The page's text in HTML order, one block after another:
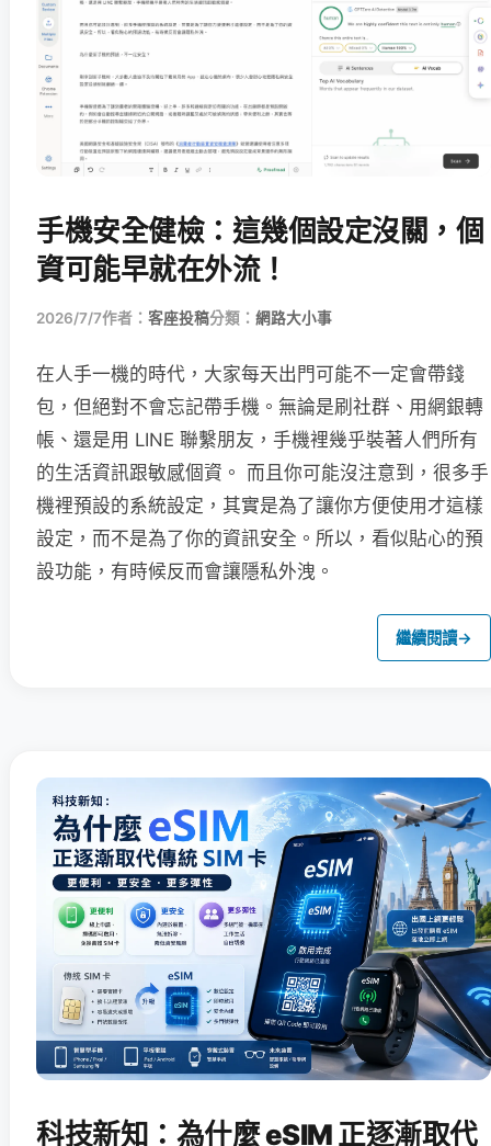
手機安全健檢：這幾個設定沒關，個
資可能早就在外流！
2026/7/7作者： 客座投稿分類： 網路大小事
在人手一機的時代，大家每天出門可能不一定會帶錢
包，但絕對不會忘記帶手機。無論是刷社群、用網銀轉
帳、還是用 LINE 聯繫朋友，手機裡幾乎裝著人們所有
的生活資訊跟敏感個資。 而且你可能沒注意到，很多手
機裡預設的系統設定，其實是為了讓你方便使用才這樣
設定，而不是為了你的資訊安全。所以，看似貼心的預
設功能，有時候反而會讓隱私外洩。
繼續閱讀→
科技新知：為什麼 eSIM 正逐漸取代